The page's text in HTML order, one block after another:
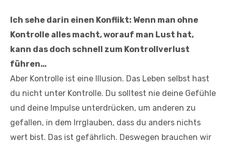
Ich sehe darin einen Konflikt: Wenn man ohne
Kontrolle alles macht, worauf man Lust hat,
kann das doch schnell zum Kontrollverlust
führen…
Aber Kontrolle ist eine Illusion. Das Leben selbst hast
du nicht unter Kontrolle. Du solltest nie deine Gefühle
und deine Impulse unterdrücken, um anderen zu
gefallen, in dem Irrglauben, dass du anders nichts
wert bist. Das ist gefährlich. Deswegen brauchen wir